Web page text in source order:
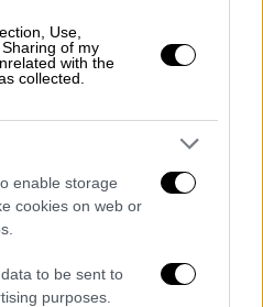
Use,
of my
with the
collected.
enable storage
cookies on web or
to be sent to
purposes.
τοπικών
lockdown
συμβαίνει σε Χανιά
ο επίκουρος
και μέλος της
Γκίκας
ότι αυτό που
είναι η
Πιο συγκεκριμένα,
«όσοι είναι